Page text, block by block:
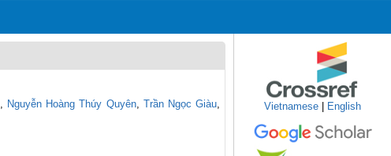
, Nguyễn Hoàng Thúy Quyên, Trần Ngọc Giàu,
Vietnamese English